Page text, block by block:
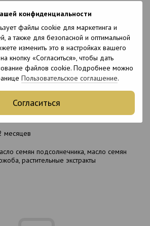
конфиденциальности
файлы cookie для маркетинга и
а также для безопасной и оптимальной
изменить это в настройках вашего
кнопку «Согласиться», чтобы дать
файлов cookie. Подробнее можно
Пользовательское соглашение.
Согласиться
Непослушные, Этнические,
типы кожи
блеска, Питание, Разглаживание,
месяцев
семян подсолнечника, масло семян
растительные экстракты